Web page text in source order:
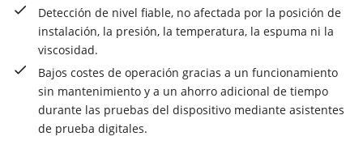
Detección de nivel fiable, no afectada por la posición de
instalación, la presión, la temperatura, la espuma ni la
viscosidad.
Bajos costes de operación gracias a un funcionamiento
sin mantenimiento y a un ahorro adicional de tiempo
durante las pruebas del dispositivo mediante asistentes
de prueba digitales.